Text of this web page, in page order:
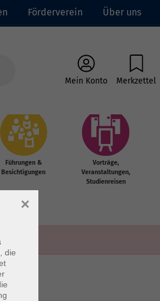
Förderverein Über uns
Mein Konto Merkzettel
Führungen &
Besichtigungen
Vorträge,
Veranstaltungen,
Studienreisen
die
×